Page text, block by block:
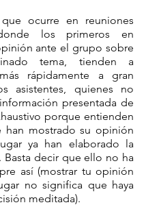
ocurre en reuniones
los primeros en
ante el grupo sobre
tema, tienden a
rápidamente a gran
asistentes, quienes no
presentada de
porque entienden
han mostrado su opinión
ya han elaborado la
Basta decir que ello no ha
así (mostrar tu opinión
no significa que haya
meditada).